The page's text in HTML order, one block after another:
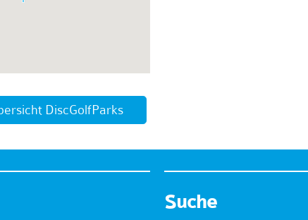
DiscGolfParks
Suche